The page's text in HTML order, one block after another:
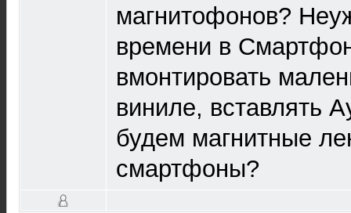
магнитофонов?
времени в
вмонтировать
виниле, вставлять
будем магнитные
смартфоны?